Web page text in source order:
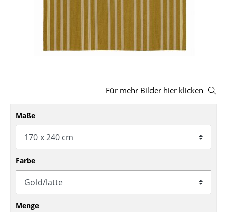
Sitzsäcke
Schaukelstühle
Bürodrehstühle
Konferenzstühle
Einzelteile
Für mehr Bilder hier klicken
Maße
Farbe
Menge